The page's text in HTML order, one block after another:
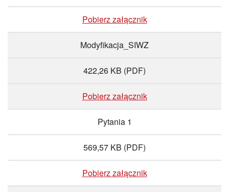
Pobierz załącznik
Modyfikacja_SIWZ
422,26 KB (PDF)
Pobierz załącznik
Pytania 1
569,57 KB (PDF)
Pobierz załącznik